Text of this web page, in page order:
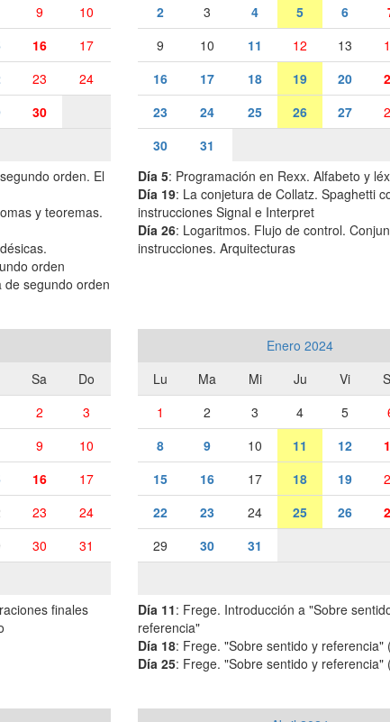
9
10
16
17
23
24
30
orden. El
y teoremas.
orden
de segundo orden
2
3 4 5 6
9
10 11 12 13
16
17 18 19 20
23
24 25 26 27
30
31
Día 5: Programación en Rexx. Alfabeto y
Día 19: La conjetura de Collatz. Spaghetti
instrucciones Signal e Interpret
Día 26: Logaritmos. Flujo de control.
instrucciones. Arquitecturas
Sa
Do
2
3
9
10
16
17
23
24
30 31
finales
Enero 2024
Lu
Ma Mi Ju Vi
1
2 3 4 5
8
9 10 11 12
15
16 17 18 19
22
23 24 25 26
29
30 31
Día 11: Frege. Introducción a "Sobre
referencia"
Día 18: Frege. "Sobre sentido y referencia"
Día 25: Frege. "Sobre sentido y referencia"